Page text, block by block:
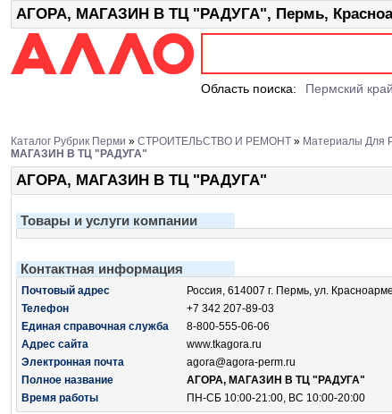
АГОРА, МАГАЗИН В ТЦ "РАДУГА", Пермь,
Область поиска: Пермский край
Каталог Рубрик Перми » СТРОИТЕЛЬСТВО И РЕМОНТ » Материалы Для
МАГАЗИН В ТЦ "РАДУГА"
АГОРА, МАГАЗИН В ТЦ "РАДУГА"
Товары и услуги компании
Контактная информация
Почтовый адрес
Россия, 614007 г. Пермь, ул.
Телефон
+7 342 207-89-03
Единая справочная служба
8-800-555-06-06
Адрес сайта
www.tkagora.ru
Электронная почта
agora@agora-perm.ru
Полное название
АГОРА, МАГАЗИН В ТЦ "РАДУГА"
Время работы
ПН-СБ 10:00-21:00, ВС 10:00-20:00